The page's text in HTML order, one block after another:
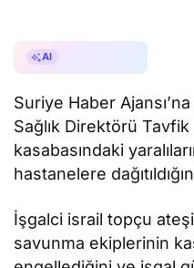
AI
Suriye Haber
Sağlık Direktörü
kasabasındaki
hastanelere
İşgalci israil topçu
savunma ekiplerinin